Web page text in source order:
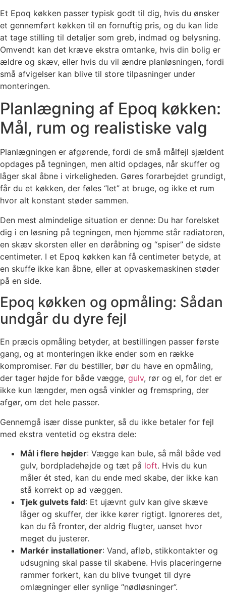
Et Epoq køkken passer typisk godt til dig, hvis du ønsker
et gennemført køkken til en fornuftig pris, og du kan lide
at tage stilling til detaljer som greb, indmad og belysning.
Omvendt kan det kræve ekstra omtanke, hvis din bolig er
ældre og skæv, eller hvis du vil ændre planløsningen, fordi
små afvigelser kan blive til store tilpasninger under
monteringen.
Planlægning af Epoq køkken:
Mål, rum og realistiske valg
Planlægningen er afgørende, fordi de små målfejl sjældent
opdages på tegningen, men altid opdages, når skuffer og
låger skal åbne i virkeligheden. Gøres forarbejdet grundigt,
får du et køkken, der føles “let” at bruge, og ikke et rum
hvor alt konstant støder sammen.
Den mest almindelige situation er denne: Du har forelsket
dig i en løsning på tegningen, men hjemme står radiatoren,
en skæv skorsten eller en døråbning og “spiser” de sidste
centimeter. I et Epoq køkken kan få centimeter betyde, at
en skuffe ikke kan åbne, eller at opvaskemaskinen støder
på en side.
Epoq køkken og opmåling: Sådan
undgår du dyre fejl
En præcis opmåling betyder, at bestillingen passer første
gang, og at monteringen ikke ender som en række
kompromiser. Før du bestiller, bør du have en opmåling,
der tager højde for både vægge, gulv, rør og el, for det er
ikke kun længder, men også vinkler og fremspring, der
afgør, om det hele passer.
Gennemgå især disse punkter, så du ikke betaler for fejl
med ekstra ventetid og ekstra dele:
Mål i flere højder: Vægge kan bule, så mål både ved
gulv, bordpladehøjde og tæt på loft. Hvis du kun
måler ét sted, kan du ende med skabe, der ikke kan
stå korrekt op ad væggen.
Tjek gulvets fald: Et ujævnt gulv kan give skæve
låger og skuffer, der ikke kører rigtigt. Ignoreres det,
kan du få fronter, der aldrig flugter, uanset hvor
meget du justerer.
Markér installationer: Vand, afløb, stikkontakter og
udsugning skal passe til skabene. Hvis placeringerne
rammer forkert, kan du blive tvunget til dyre
omlægninger eller synlige “nødløsninger”.